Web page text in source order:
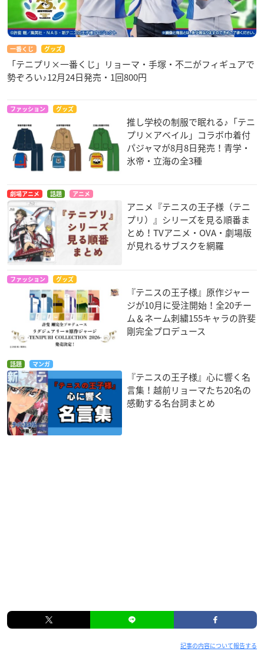
一番くじ グッズ
「テニプリ×一番くじ」リョーマ・手塚・不二がフィギュアで
勢ぞろい♪12月24日発売・1回800円
ファッション グッズ
推し学校の制服で眠れる♪「テニ
プリ×アベイル」コラボ巾着付
パジャマが8月8日発売！青学・
氷帝・立海の全3種
劇場アニメ 話題 アニメ
アニメ『テニスの王子様（テニ
プリ）』シリーズを見る順番ま
とめ！TVアニメ・OVA・劇場版
が見れるサブスクを網羅
ファッション グッズ
『テニスの王子様』原作ジャー
ジが10月に受注開始！全20チー
ム＆ネーム刺繍155キャラの許斐
剛完全プロデュース
話題 マンガ
『テニスの王子様』心に響く名
言集！越前リョーマたち20名の
感動する名台詞まとめ
記事の内容について報告する